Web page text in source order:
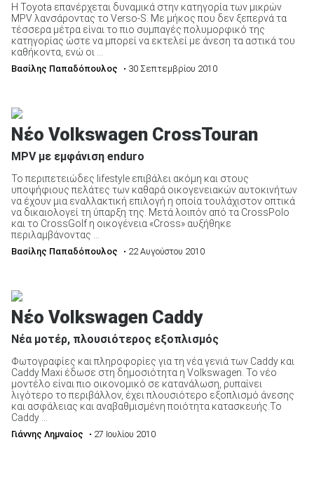
H Toyota επανέρχεται δυναμικά στην κατηγορία των μικρών
MPV λανσάροντας το Verso-S. Με μήκος που δεν ξεπερνά τα
τέσσερα μέτρα είναι το πιο συμπαγές πολυμορφικό της
κατηγορίας ώστε να μπορεί να εκτελεί με άνεση τα αστικά του
καθήκοντα, ενώ οι ...
Βασίλης Παπαδόπουλος • 30 Σεπτεμβρίου 2010
Νέο Volkswagen CrossTouran
MPV με εμφάνιση enduro
Το περιπετειώδες lifestyle επιβάλει ακόμη και στους
υποψήφιους πελάτες των καθαρά οικογενειακών αυτοκινήτων
να έχουν μια εναλλακτική επιλογή η οποία τουλάχιστον οπτικά
να δικαιολογεί τη ύπαρξη της. Μετά λοιπόν από τα CrossPolo
και το CrossGolf η οικογένεια «Cross» αυξήθηκε
περιλαμβάνοντας ...
Βασίλης Παπαδόπουλος • 22 Αυγούστου 2010
Νέο Volkswagen Caddy
Νέα μοτέρ, πλουσιότερος εξοπλισμός
Φωτογραφίες και πληροφορίες για τη νέα γενιά των Caddy και
Caddy Maxi έδωσε στη δημοσιότητα η Volkswagen. Το νέο
μοντέλο είναι πιο οικονομικό σε κατανάλωση, ρυπαίνει
λιγότερο το περιβάλλον, έχει πλουσιότερο εξοπλισμό άνεσης
και ασφάλειας και αναβαθμισμένη ποιότητα κατασκευής.Το
Caddy ...
Γιάννης Λημναίος • 27 Ιουλίου 2010